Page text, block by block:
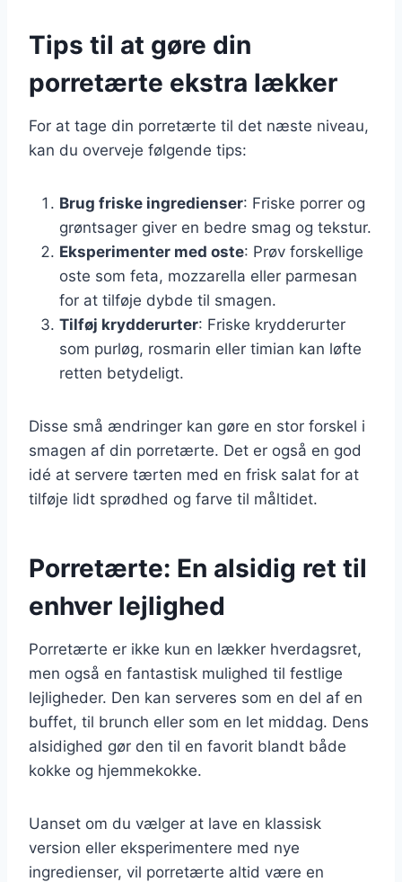
Tips til at gøre din
porretærte ekstra lækker
For at tage din porretærte til det næste niveau,
kan du overveje følgende tips:
Brug friske ingredienser: Friske porrer og
grøntsager giver en bedre smag og tekstur.
Eksperimenter med oste: Prøv forskellige
oste som feta, mozzarella eller parmesan
for at tilføje dybde til smagen.
Tilføj krydderurter: Friske krydderurter
som purløg, rosmarin eller timian kan løfte
retten betydeligt.
Disse små ændringer kan gøre en stor forskel i
smagen af din porretærte. Det er også en god
idé at servere tærten med en frisk salat for at
tilføje lidt sprødhed og farve til måltidet.
Porretærte: En alsidig ret til
enhver lejlighed
Porretærte er ikke kun en lækker hverdagsret,
men også en fantastisk mulighed til festlige
lejligheder. Den kan serveres som en del af en
buffet, til brunch eller som en let middag. Dens
alsidighed gør den til en favorit blandt både
kokke og hjemmekokke.
Uanset om du vælger at lave en klassisk
version eller eksperimentere med nye
ingredienser, vil porretærte altid være en